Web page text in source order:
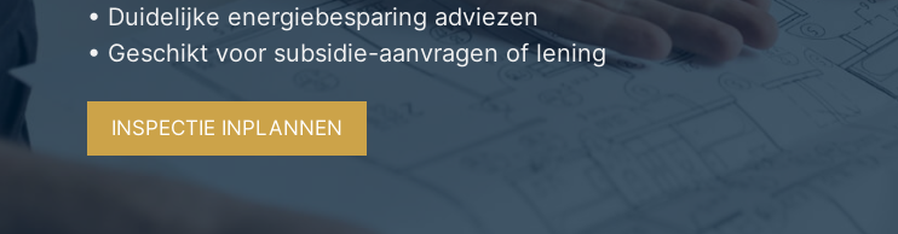
• Duidelijke energiebesparing adviezen
• Geschikt voor subsidie-aanvragen of lening
INSPECTIE INPLANNEN